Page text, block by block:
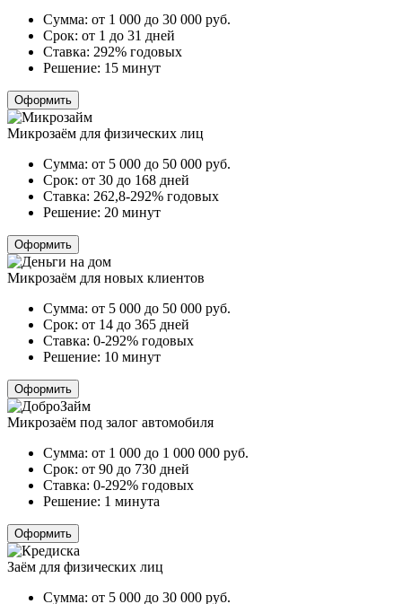
Сумма: от 1 000 до 30 000 руб.
Срок: от 1 до 31 дней
Ставка: 292% годовых
Решение: 15 минут
Оформить
Микрозаём для физических лиц
Сумма: от 5 000 до 50 000 руб.
Срок: от 30 до 168 дней
Ставка: 262,8-292% годовых
Решение: 20 минут
Оформить
Микрозаём для новых клиентов
Сумма: от 5 000 до 50 000 руб.
Срок: от 14 до 365 дней
Ставка: 0-292% годовых
Решение: 10 минут
Оформить
Микрозаём под залог автомобиля
Сумма: от 1 000 до 1 000 000 руб.
Срок: от 90 до 730 дней
Ставка: 0-292% годовых
Решение: 1 минута
Оформить
Заём для физических лиц
Сумма: от 5 000 до 30 000 руб.